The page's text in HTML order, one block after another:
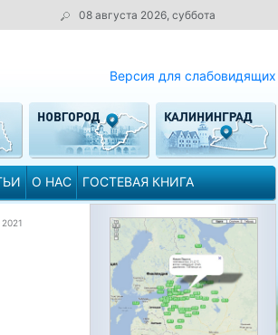
08 августа 2026, суббота
Версия для слабовидящих
О НАС ГОСТЕВАЯ КНИГА